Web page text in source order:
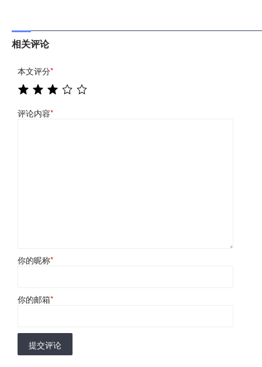
相关评论
本文评分*
评论内容*
你的昵称*
你的邮箱*
提交评论